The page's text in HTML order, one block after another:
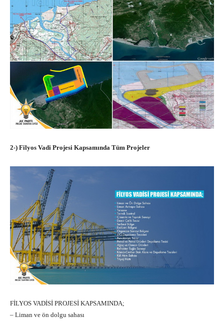
2-) Filyos Vadi Projesi Kapsamında Tüm Projeler
FİLYOS VADİSİ PROJESİ KAPSAMINDA;
– Liman ve ön dolgu sahası